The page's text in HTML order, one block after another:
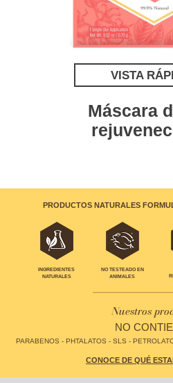
VISTA
Máscara
PRODUCTOS NATURALES
INGREDIENTES
NATURALES
NO TESTEADO EN
ANIMALES
Nuestros
NO
PARABENOS - PHTALATOS - SLS -
CONOCE DE QUÉ